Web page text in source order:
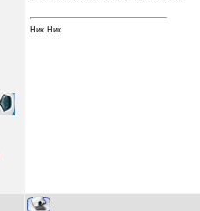
Ник.Ник